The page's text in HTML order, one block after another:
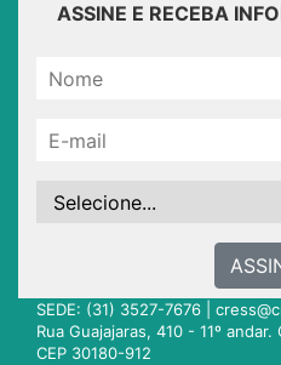
ASSINE E RECEBA
SEDE: (31) 3527-7676 |
Rua Guajajaras, 410 - 11º
CEP 30180-912